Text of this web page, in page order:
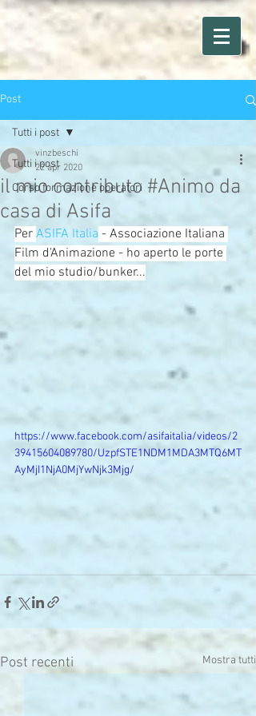
Post
Tutti i post
Corso formazione operatori
Tutti i post
il mio contributo #Animo da
casa di Asifa
vinzbeschi
22 apr 2020
Per ASIFA Italia - Associazione Italiana
Film d'Animazione - ho aperto le porte
del mio studio/bunker...
https://www.facebook.com/asifaitalia/videos/2
39415604089780/UzpfSTE1NDM1MDA3MTQ6MT
AyMjI1NjA0MjYwNjk3Mjg/
Post recenti Mostra tutti